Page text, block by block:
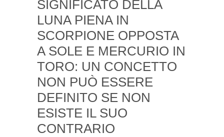
SIGNIFICATO DELLA
LUNA PIENA IN
SCORPIONE OPPOSTA
A SOLE E MERCURIO IN
TORO: UN CONCETTO
NON PUÒ ESSERE
DEFINITO SE NON
ESISTE IL SUO
CONTRARIO